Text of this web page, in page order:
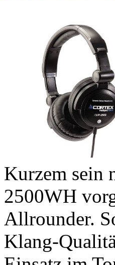
Kurzem sein
2500WH
Allrounder.
Klang-